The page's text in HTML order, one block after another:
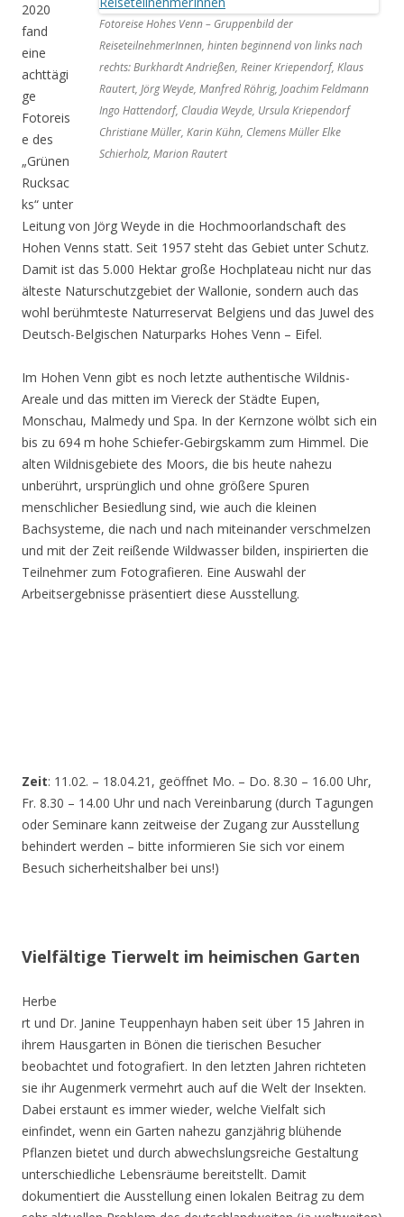
Fotoreise Hohes Venn – Gruppenbild der
ReiseteilnehmerInnen, hinten beginnend von links nach
rechts: Burkhardt Andrießen, Reiner Kriependorf, Klaus
Rautert, Jörg Weyde, Manfred Röhrig, Joachim Feldmann
Ingo Hattendorf, Claudia Weyde, Ursula Kriependorf
Christiane Müller, Karin Kühn, Clemens Müller Elke
Schierholz, Marion Rautert
2020
fand
eine
achttägi
ge
Fotoreis
e des
„Grünen
Rucksac
ks“ unter
Leitung von Jörg Weyde in die Hochmoorlandschaft des
Hohen Venns statt. Seit 1957 steht das Gebiet unter Schutz.
Damit ist das 5.000 Hektar große Hochplateau nicht nur das
älteste Naturschutzgebiet der Wallonie, sondern auch das
wohl berühmteste Naturreservat Belgiens und das Juwel des
Deutsch-Belgischen Naturparks Hohes Venn – Eifel.
Im Hohen Venn gibt es noch letzte authentische Wildnis-
Areale und das mitten im Viereck der Städte Eupen,
Monschau, Malmedy und Spa. In der Kernzone wölbt sich ein
bis zu 694 m hohe Schiefer-Gebirgskamm zum Himmel. Die
alten Wildnisgebiete des Moors, die bis heute nahezu
unberührt, ursprünglich und ohne größere Spuren
menschlicher Besiedlung sind, wie auch die kleinen
Bachsysteme, die nach und nach miteinander verschmelzen
und mit der Zeit reißende Wildwasser bilden, inspirierten die
Teilnehmer zum Fotografieren. Eine Auswahl der
Arbeitsergebnisse präsentiert diese Ausstellung.
Zeit: 11.02. – 18.04.21, geöffnet Mo. – Do. 8.30 – 16.00 Uhr,
Fr. 8.30 – 14.00 Uhr und nach Vereinbarung (durch Tagungen
oder Seminare kann zeitweise der Zugang zur Ausstellung
behindert werden – bitte informieren Sie sich vor einem
Besuch sicherheitshalber bei uns!)
Vielfältige Tierwelt im heimischen Garten
Herbe
rt und Dr. Janine Teuppenhayn haben seit über 15 Jahren in
ihrem Hausgarten in Bönen die tierischen Besucher
beobachtet und fotografiert. In den letzten Jahren richteten
sie ihr Augenmerk vermehrt auch auf die Welt der Insekten.
Dabei erstaunt es immer wieder, welche Vielfalt sich
einfindet, wenn ein Garten nahezu ganzjährig blühende
Pflanzen bietet und durch abwechslungsreiche Gestaltung
unterschiedliche Lebensräume bereitstellt. Damit
dokumentiert die Ausstellung einen lokalen Beitrag zu dem